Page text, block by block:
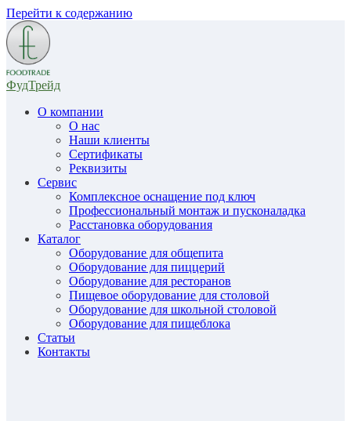
Перейти к содержанию
ФудТрейд
О компании
О нас
Наши клиенты
Сертификаты
Реквизиты
Сервис
Комплексное оснащение под ключ
Профессиональный монтаж и пусконаладка
Расстановка оборудования
Каталог
Оборудование для общепита
Оборудование для пиццерий
Оборудование для ресторанов
Пищевое оборудование для столовой
Оборудование для школьной столовой
Оборудование для пищеблока
Статьи
Контакты